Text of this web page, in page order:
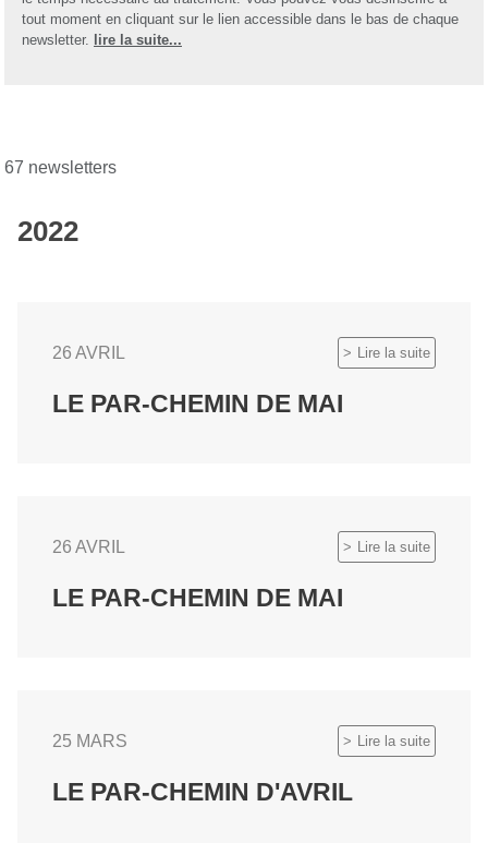
tout moment en cliquant sur le lien accessible dans le bas de chaque
newsletter. lire la suite...
67 newsletters
2022
Lire la suite
26 AVRIL
LE PAR-CHEMIN DE MAI
Lire la suite
26 AVRIL
LE PAR-CHEMIN DE MAI
Lire la suite
25 MARS
LE PAR-CHEMIN D'AVRIL